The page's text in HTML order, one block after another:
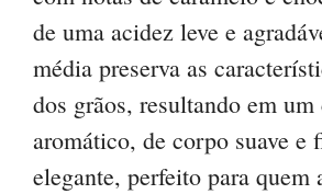
de uma acidez leve e
média preserva as
dos grãos, resultando em um
aromático, de corpo suave e
elegante, perfeito para quem